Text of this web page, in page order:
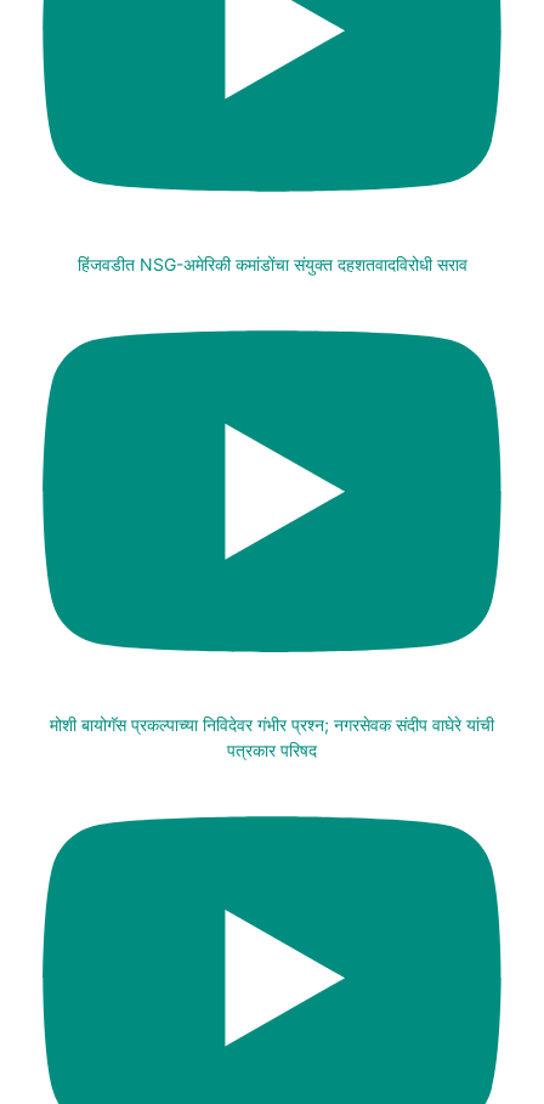
हिंजवडीत NSG-अमेरिकी कमांडोंचा संयुक्त दहशतवादविरोधी सराव
मोशी बायोगॅस प्रकल्पाच्या निविदेवर गंभीर प्रश्न; नगरसेवक संदीप वाघेरे यांची
पत्रकार परिषद